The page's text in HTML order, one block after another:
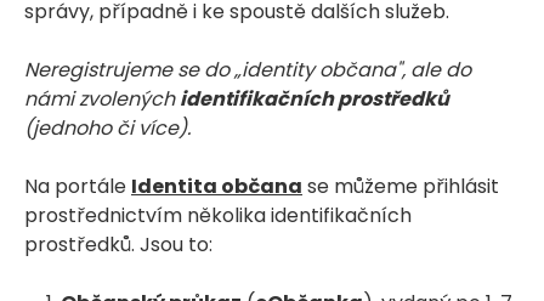
správy, případně i ke spoustě dalších služeb.
Neregistrujeme se do „identity občana", ale do
námi zvolenýchidentifikačních prostředků
(jednoho či více).
Na portále Identita občana se můžeme přihlásit
prostřednictvím několika identifikačních
prostředků. Jsou to: